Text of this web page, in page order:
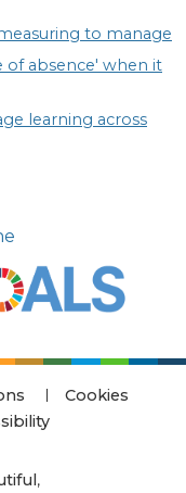
to manage
of absence' when it
learning across
Cookies
,